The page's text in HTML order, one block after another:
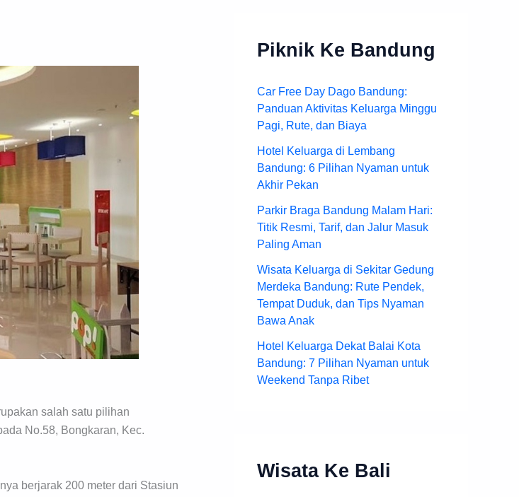
salah satu pilihan
No.58, Bongkaran, Kec.
berjarak 200 meter dari Stasiun
Piknik Ke Bandung
Car Free Day Dago Bandung:
Panduan Aktivitas Keluarga Minggu
Pagi, Rute, dan Biaya
Hotel Keluarga di Lembang
Bandung: 6 Pilihan Nyaman untuk
Akhir Pekan
Parkir Braga Bandung Malam Hari:
Titik Resmi, Tarif, dan Jalur Masuk
Paling Aman
Wisata Keluarga di Sekitar Gedung
Merdeka Bandung: Rute Pendek,
Tempat Duduk, dan Tips Nyaman
Bawa Anak
Hotel Keluarga Dekat Balai Kota
Bandung: 7 Pilihan Nyaman untuk
Weekend Tanpa Ribet
Wisata Ke Bali